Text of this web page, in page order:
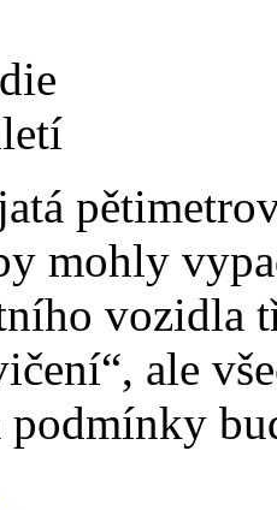
mohly
vozidla
ale
podmínky